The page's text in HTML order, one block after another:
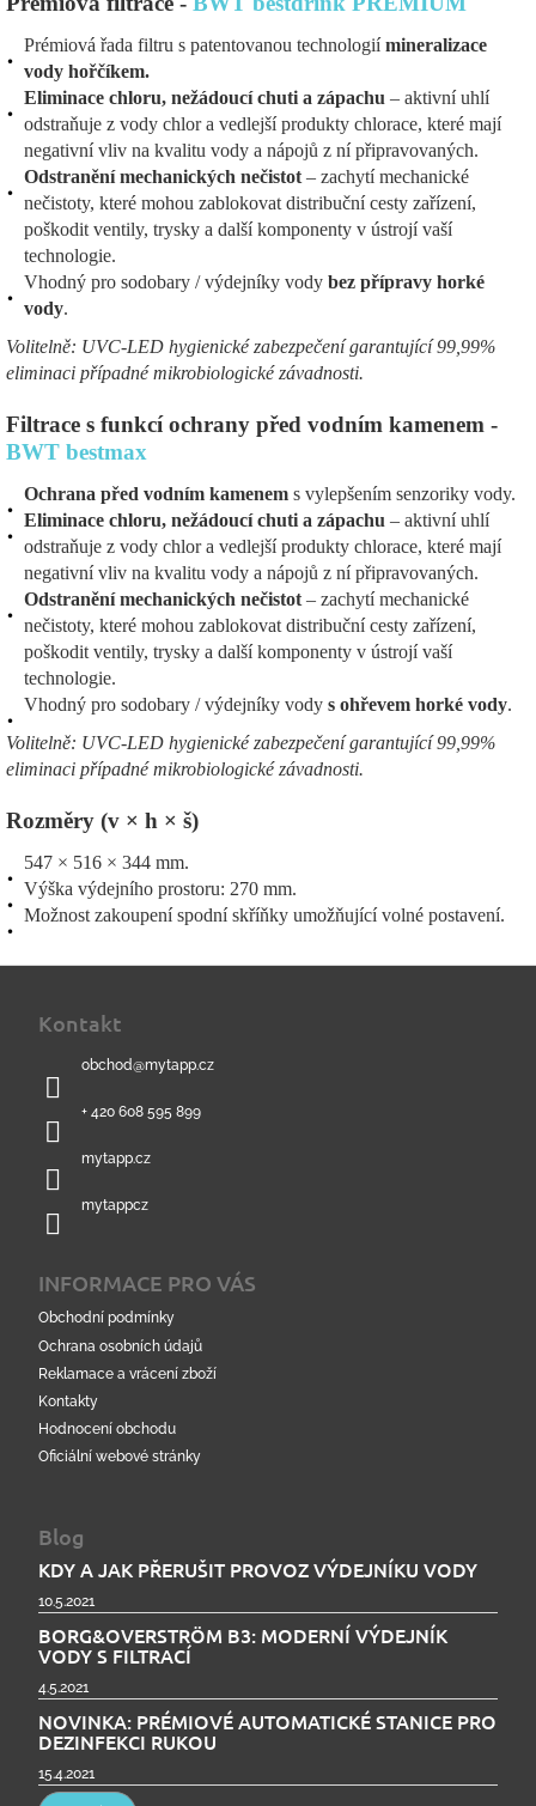
Prémiová řada filtru s patentovanou technologiímineralizace
vody hořčíkem.
Eliminace chloru, nežádoucí chuti a zápachu – aktivní uhlí
odstraňuje z vody chlor a vedlejší produkty chlorace, které mají
negativní vliv na kvalitu vody a nápojů z ní připravovaných.
Odstranění mechanických nečistot – zachytí mechanické
nečistoty, které mohou zablokovat distribuční cesty zařízení,
poškodit ventily, trysky a další komponenty v ústrojí vaší
technologie.
Vhodný pro sodobary / výdejníky vody bez přípravy horké
vody.
Volitelně: UVC-LED hygienické zabezpečení garantující 99,99%
eliminaci případné mikrobiologické závadnosti.
Filtrace s funkcí ochrany před vodním kamenem -
BWT bestmax
Ochrana před vodním kamenem s vylepšením senzoriky vody.
Eliminace chloru, nežádoucí chuti a zápachu – aktivní uhlí
odstraňuje z vody chlor a vedlejší produkty chlorace, které mají
negativní vliv na kvalitu vody a nápojů z ní připravovaných.
Odstranění mechanických nečistot – zachytí mechanické
nečistoty, které mohou zablokovat distribuční cesty zařízení,
poškodit ventily, trysky a další komponenty v ústrojí vaší
technologie.
Vhodný pro sodobary / výdejníky vody s ohřevem horké vody.
Volitelně: UVC-LED hygienické zabezpečení garantující 99,99%
eliminaci případné mikrobiologické závadnosti.
Rozměry (v × h × š)
547 × 516 × 344 mm.
Výška výdejního prostoru: 270 mm.
Možnost zakoupení spodní skříňky umožňující volné postavení.
Kontakt
obchod@mytapp.cz
+ 420 608 595 899
mytapp.cz
mytappcz
INFORMACE PRO VÁS
Obchodní podmínky
Ochrana osobních údajů
Reklamace a vrácení zboží
Kontakty
Hodnocení obchodu
Oficiální webové stránky
Blog
KDY A JAK PŘERUŠIT PROVOZ VÝDEJNÍKU VODY
10.5.2021
BORG&OVERSTRÖM B3: MODERNÍ VÝDEJNÍK
VODY S FILTRACÍ
4.5.2021
NOVINKA: PRÉMIOVÉ AUTOMATICKÉ STANICE PRO
DEZINFEKCI RUKOU
15.4.2021